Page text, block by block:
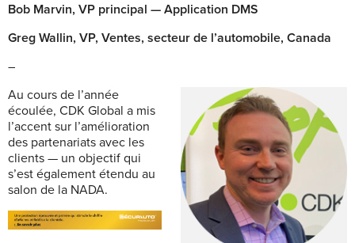
Bob Marvin, VP principal — Application DMS
Greg Wallin, VP, Ventes, secteur de l’automobile, Canada
–
Au cours de l’année
écoulée, CDK Global a mis
l’accent sur l’amélioration
des partenariats avec les
clients — un objectif qui
s’est également étendu au
salon de la NADA.